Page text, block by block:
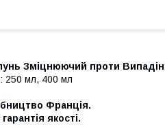
Зміцнюючий проти
250 мл, 400 мл
Франція.
якості.